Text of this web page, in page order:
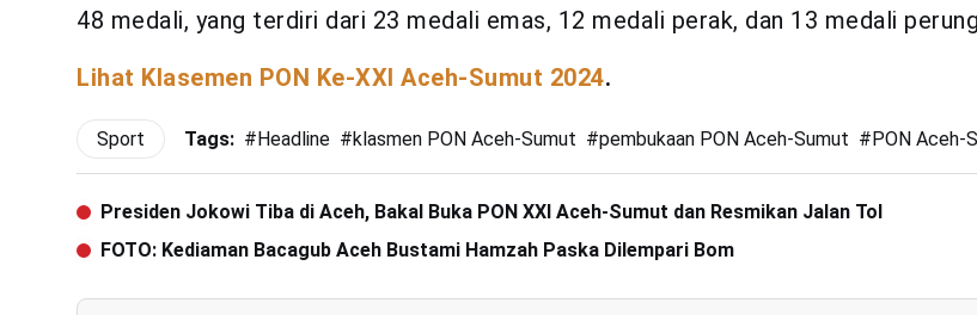
48 medali, yang terdiri dari 23 medali emas, 12 medali perak, dan 13 medali
Lihat Klasemen PON Ke-XXI Aceh-Sumut 2024.
Sport Tags: # Headline #klasmen PON Aceh-Sumut #pembukaan PON Aceh-Sumut # PON Aceh-
Presiden Jokowi Tiba di Aceh, Bakal Buka PON XXI Aceh-Sumut dan Resmikan Jalan Tol
FOTO: Kediaman Bacagub Aceh Bustami Hamzah Paska Dilempari Bom